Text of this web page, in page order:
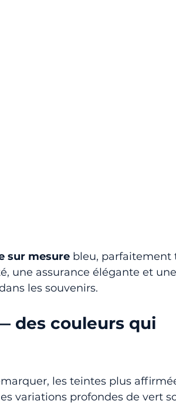
sur mesure bleu, parfaitement
une assurance élégante et
les souvenirs.
des couleurs qui
les teintes plus
variations profondes de vert